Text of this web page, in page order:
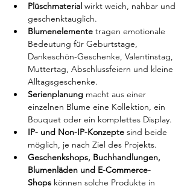
Plüschmaterial wirkt weich, nahbar und
geschenktauglich.
Blumenelemente tragen emotionale
Bedeutung für Geburtstage,
Dankeschön-Geschenke, Valentinstag,
Muttertag, Abschlussfeiern und kleine
Alltagsgeschenke.
Serienplanung macht aus einer
einzelnen Blume eine Kollektion, ein
Bouquet oder ein komplettes Display.
IP- und Non-IP-Konzepte sind beide
möglich, je nach Ziel des Projekts.
Geschenkshops, Buchhandlungen,
Blumenläden und E-Commerce-
Shops können solche Produkte in